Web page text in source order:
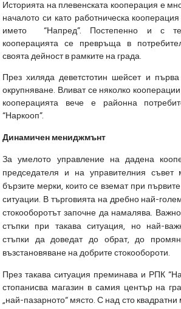
Историята на плевенската кооперация е
началото си като работническа
името “Напред”. Постепенно и с
кооперацията се превръща в
своята дейност в рамките на града.
През хиляда деветстотин шейсет и
окрупняване. Вливат се няколко
кооперацията вече е районна
“Наркооп”.
Динамичен мениджмънт
За умелото управление на дадена
председателя и на управителния
бързите мерки, които се вземат при
ситуации. В търговията на дребно най-
стокооборотът започне да намалява.
стъпки при такава ситуация, но най-
стъпки да доведат до обрат, до
възстановяване на добрите стокообороти.
През такава ситуация преминава и РПК
стопанисва магазин в самия център на
„най-пазарното“ място. С над сто